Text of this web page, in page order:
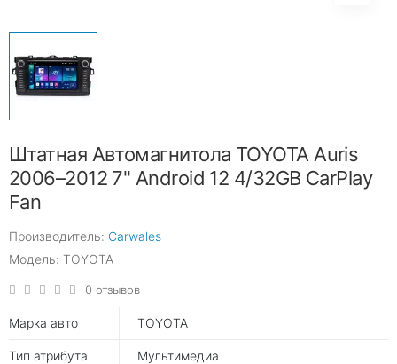
Штатная Автомагнитола TOYOTA Auris
2006–2012 7" Android 12 4/32GB CarPlay
Fan
Производитель: Carwales
Модель: TOYOTA
0 отзывов
Марка авто TOYOTA
Тип атрибута Мультимедиа